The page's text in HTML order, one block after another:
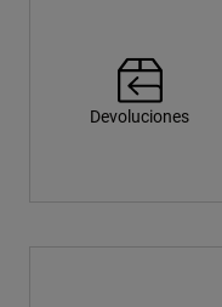
Devoluciones